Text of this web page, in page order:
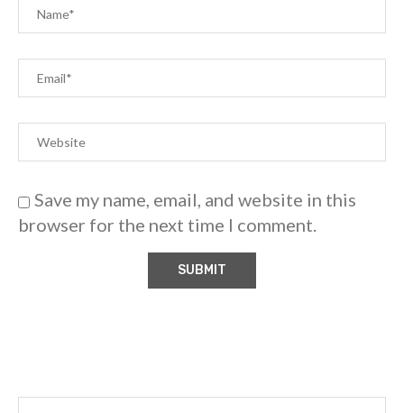
Save my name, email, and website in this
browser for the next time I comment.